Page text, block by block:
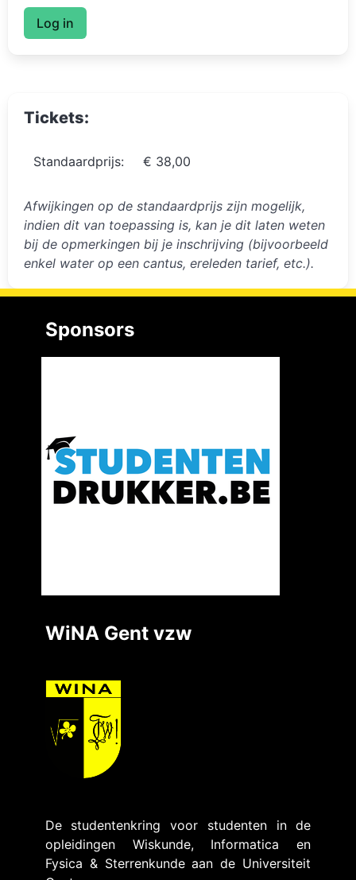
Log in
Tickets:
Standaardprijs: € 38,00
Afwijkingen op de standaardprijs zijn mogelijk,
indien dit van toepassing is, kan je dit laten weten
bij de opmerkingen bij je inschrijving (bijvoorbeeld
enkel water op een cantus, ereleden tarief, etc.).
Sponsors
WiNA Gent vzw
De studentenkring voor studenten in de
opleidingen Wiskunde, Informatica en
Fysica & Sterrenkunde aan de Universiteit